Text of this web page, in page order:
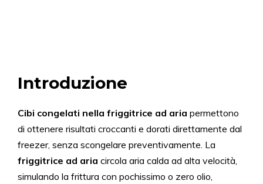
Introduzione
Cibi congelati nella friggitrice ad aria permettono
di ottenere risultati croccanti e dorati direttamente dal
freezer, senza scongelare preventivamente. La
friggitrice ad aria circola aria calda ad alta velocità,
simulando la frittura con pochissimo o zero olio,